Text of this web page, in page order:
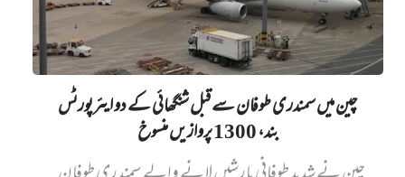
چین میں‌ سمندری طوفان سے قبل شنگھائی کے دو ایئرپورٹس
بند، 1300 پروازیں‌ منسوخ